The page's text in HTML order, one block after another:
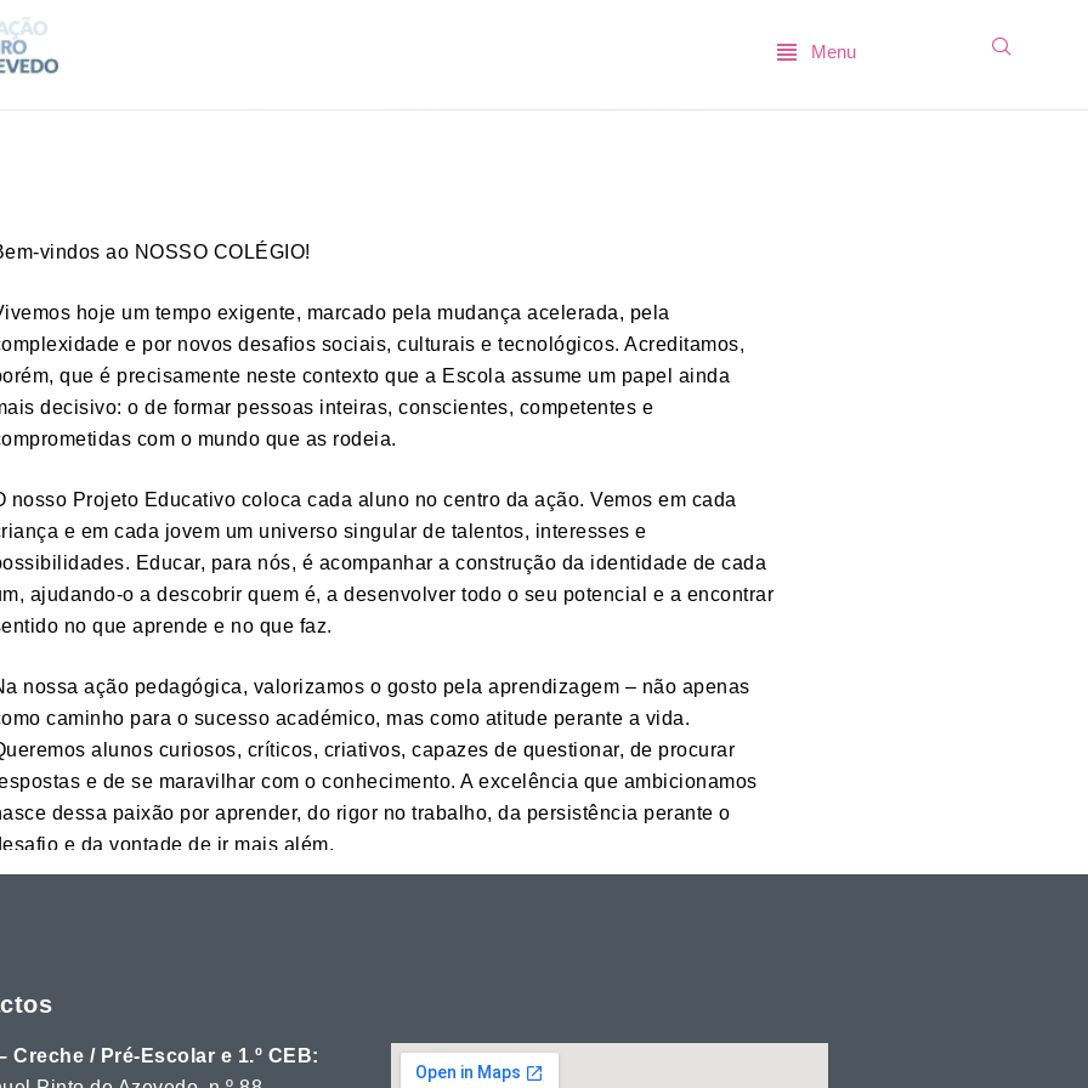
Menu
vindos ao NOSSO COLÉGIO!
hoje um tempo exigente, marcado pela mudança acelerada, pela
e por novos desafios sociais, culturais e tecnológicos. Acreditamos,
que é precisamente neste contexto que a Escola assume um papel ainda
decisivo: o de formar pessoas inteiras, conscientes, competentes e
com o mundo que as rodeia.
nosso Projeto Educativo coloca cada aluno no centro da ação. Vemos em cada
e em cada jovem um universo singular de talentos, interesses e
Educar, para nós, é acompanhar a construção da identidade de cada
ajudando-o a descobrir quem é, a desenvolver todo o seu potencial e a encontrar
no que aprende e no que faz.
nossa ação pedagógica, valorizamos o gosto pela aprendizagem – não apenas
caminho para o sucesso académico, mas como atitude perante a vida.
alunos curiosos, críticos, criativos, capazes de questionar, de procurar
e de se maravilhar com o conhecimento. A excelência que ambicionamos
dessa paixão por aprender, do rigor no trabalho, da persistência perante o
e da vontade de ir mais além.
Para isso contamos com uma equipa educativa coesa, competente e
é acolhido com atenção, proximidade e exigência, desde o primeiro dia. E
Creche / Pré-Escolar e 1.º CEB: